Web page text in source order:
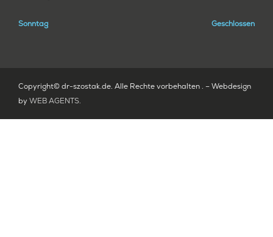
Sonntag Geschlossen
Copyright© dr-szostak.de. Alle Rechte vorbehalten . – Webdesign
by WEB AGENTS.